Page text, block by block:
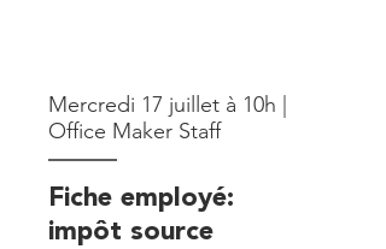
Mercredi 17 juillet à 10h |
Office Maker Staff
Fiche employé:
impôt source